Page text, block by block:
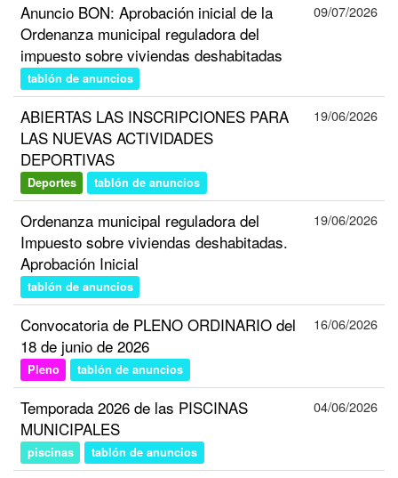
Anuncio BON: Aprobación inicial de la
Ordenanza municipal reguladora del
impuesto sobre viviendas deshabitadas
tablón de anuncios
09/07/2026
ABIERTAS LAS INSCRIPCIONES PARA
LAS NUEVAS ACTIVIDADES
DEPORTIVAS
Deportes tablón de anuncios
19/06/2026
Ordenanza municipal reguladora del
Impuesto sobre viviendas deshabitadas.
Aprobación Inicial
tablón de anuncios
19/06/2026
Convocatoria de PLENO ORDINARIO del
18 de junio de 2026
Pleno tablón de anuncios
16/06/2026
Temporada 2026 de las PISCINAS
MUNICIPALES
piscinas tablón de anuncios
04/06/2026